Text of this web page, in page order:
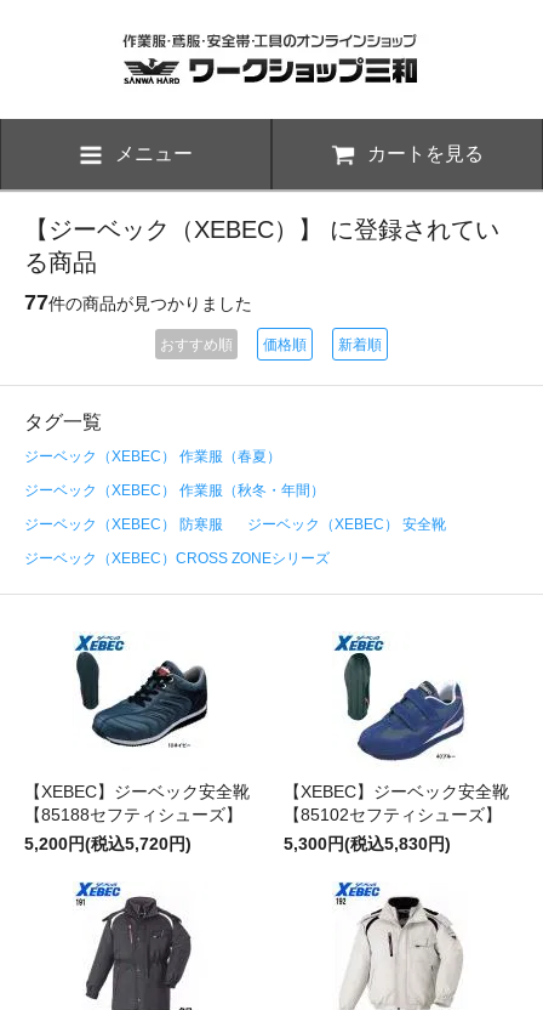
メニュー カートを見る
【ジーベック（XEBEC）】 に登録されてい
る商品
77件の商品が見つかりました
おすすめ順 価格順 新着順
タグ一覧
ジーベック（XEBEC） 作業服（春夏）
ジーベック（XEBEC） 作業服（秋冬・年間）
ジーベック（XEBEC） 防寒服
ジーベック（XEBEC） 安全靴
ジーベック（XEBEC）CROSS ZONEシリーズ
【XEBEC】ジーベック安全靴
【85188セフティシューズ】
5,200円(税込5,720円)
【XEBEC】ジーベック安全靴
【85102セフティシューズ】
5,300円(税込5,830円)